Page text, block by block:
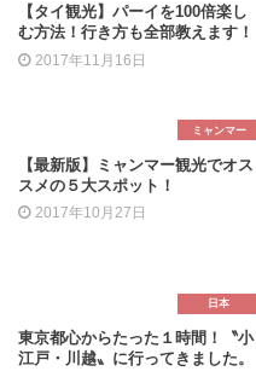
【タイ観光】パーイを100倍楽し
む方法！行き方も全部教えます！
2017年11月16日
ミャンマー
【最新版】ミャンマー観光でオス
スメの５大スポット！
2017年10月27日
日本
東京都心からたった１時間！〝小
江戸・川越〟に行ってきました。